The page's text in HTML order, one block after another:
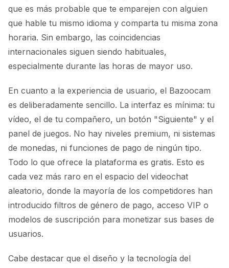
que es más probable que te emparejen con alguien
que hable tu mismo idioma y comparta tu misma zona
horaria. Sin embargo, las coincidencias
internacionales siguen siendo habituales,
especialmente durante las horas de mayor uso.
En cuanto a la experiencia de usuario, el Bazoocam
es deliberadamente sencillo. La interfaz es mínima: tu
vídeo, el de tu compañero, un botón "Siguiente" y el
panel de juegos. No hay niveles premium, ni sistemas
de monedas, ni funciones de pago de ningún tipo.
Todo lo que ofrece la plataforma es gratis. Esto es
cada vez más raro en el espacio del videochat
aleatorio, donde la mayoría de los competidores han
introducido filtros de género de pago, acceso VIP o
modelos de suscripción para monetizar sus bases de
usuarios.
Cabe destacar que el diseño y la tecnología del